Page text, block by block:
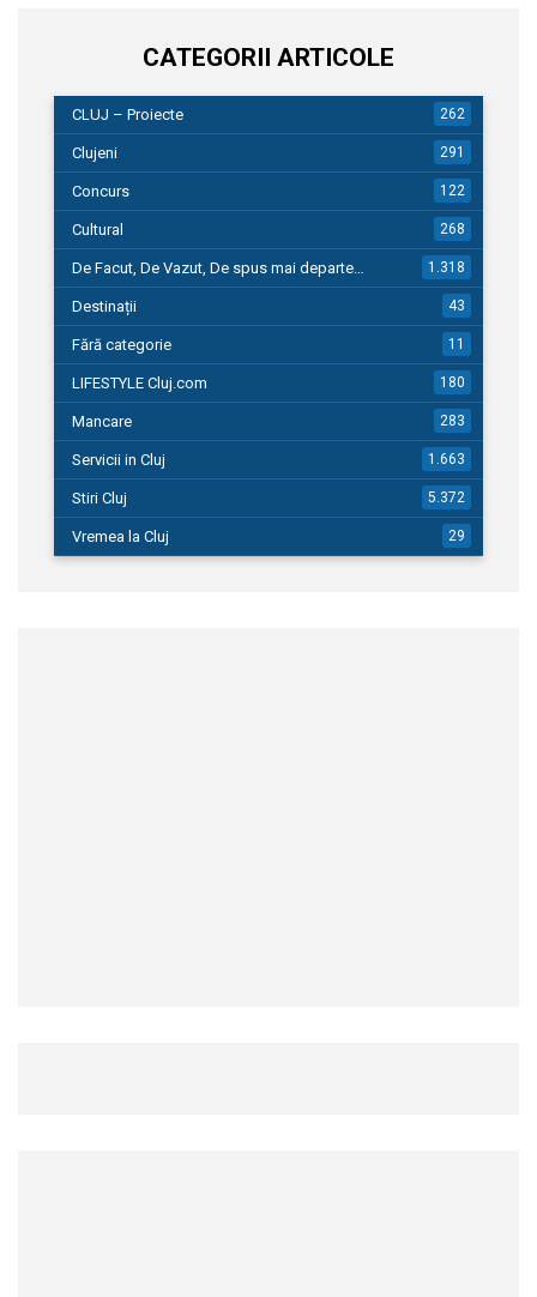
CATEGORII ARTICOLE
CLUJ – Proiecte 262
Clujeni 291
Concurs 122
Cultural 268
De Facut, De Vazut, De spus mai departe… 1.318
Destinații 43
Fără categorie 11
LIFESTYLE Cluj.com 180
Mancare 283
Servicii in Cluj 1.663
Stiri Cluj 5.372
Vremea la Cluj 29